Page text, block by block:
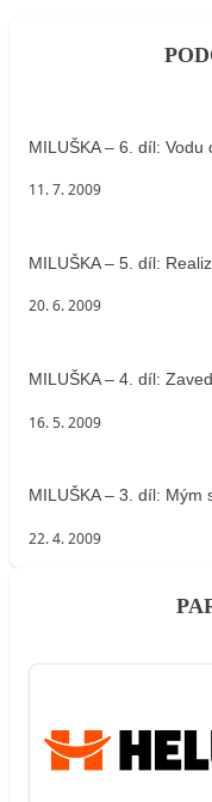
MILUŠKA – 6. díl:
11. 7. 2009
MILUŠKA – 5. díl:
20. 6. 2009
MILUŠKA – 4. díl:
16. 5. 2009
MILUŠKA – 3. díl: Mým
22. 4. 2009